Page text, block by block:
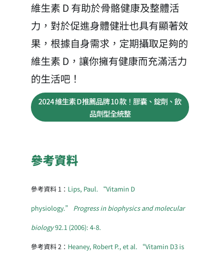
維生素 D 有助於骨骼健康及整體活
力，對於促進身體健壯也具有顯著效
果，根據自身需求，定期攝取足夠的
維生素 D，讓你擁有健康而充滿活力
的生活吧！
2024 維生素 D 推薦品牌 10 款！膠囊、錠劑、飲
品劑型全統整
參考資料
參考資料 1： Lips, Paul. “Vitamin D
physiology.” Progress in biophysics and molecular
biology92.1 (2006): 4-8.
參考資料 2： Heaney, Robert P., et al. “Vitamin D3 is